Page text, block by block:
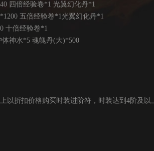
四倍经验卷*1 光翼幻化丹*1
五倍经验卷*1光翼幻化丹*1
十倍经验卷*1
神水*5 魂魄丹(大)*500
以折扣价格购买时装进阶符，时装达到4阶及